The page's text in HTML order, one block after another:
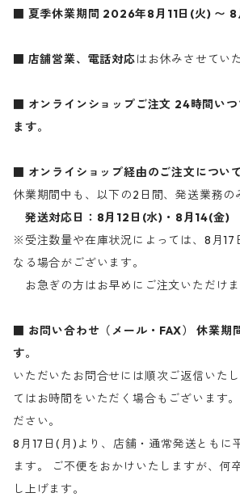
■ 夏季休業期間 2026年8月11日(火) 〜 8
■ 店舗営業、電話対応はお休みさせてい
■ オンラインショップご注文 24時間い
ます。
■ オンライショップ経由のご注文について
休業期間中も、以下の2日間、発送業務の
発送対応日：8月12日(水)・8月14(金)
※受注数量や在庫状況によっては、8月17
なる場合がございます。
お急ぎの方はお早めにご注文いただけま
■ お問い合わせ（メール・FAX）
休業期
す。
いただいたお問合せには順次ご返信いた
てはお時間をいただく場合もございます
ださい。
8月17日(月)より、店舗・通常発送ともに
ます。 ご不便をおかけいたしますが、何
し上げます。